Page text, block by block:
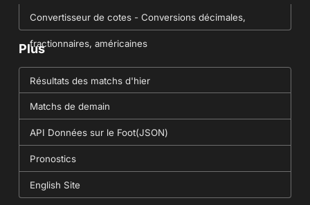
Convertisseur de cotes - Conversions décimales,
fractionnaires, américaines
Plus
Résultats des matchs d'hier
Matchs de demain
API Données sur le Foot(JSON)
Pronostics
English Site